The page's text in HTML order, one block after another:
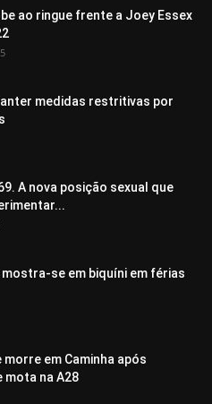
ao ringue frente a Joey Essex
medidas restritivas por
A nova posição sexual que
mostra-se em biquíni em férias
morre em Caminha após
mota na A28